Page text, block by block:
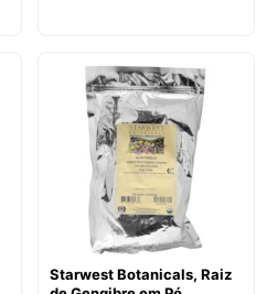
Starwest Botanicals, Raiz